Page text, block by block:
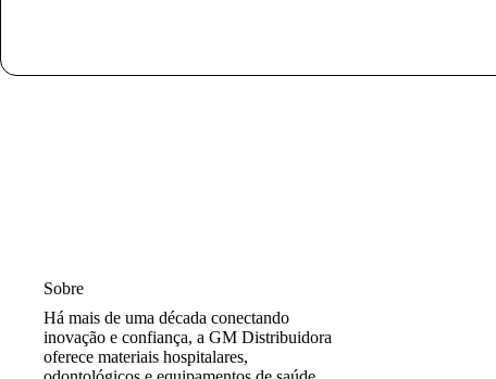
Sobre
Há mais de uma década conectando
inovação e confiança, a GM Distribuidora
oferece materiais hospitalares,